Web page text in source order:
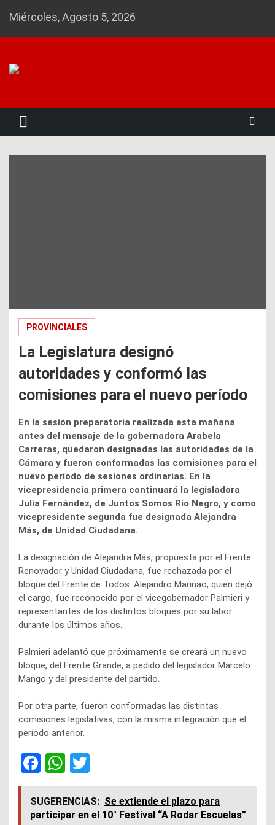
Miércoles, Agosto 5, 2026
PROVINCIALES
La Legislatura designó
autoridades y conformó las
comisiones para el nuevo período
En la sesión preparatoria realizada esta mañana
antes del mensaje de la gobernadora Arabela
Carreras, quedaron designadas las autoridades de la
Cámara y fueron conformadas las comisiones para el
nuevo período de sesiones ordinarias. En la
vicepresidencia primera continuará la legisladora
Julia Fernández, de Juntos Somos Río Negro, y como
vicepresidente segunda fue designada Alejandra
Más, de Unidad Ciudadana.
La designación de Alejandra Más, propuesta por el Frente
Renovador y Unidad Ciudadana, fue rechazada por el
bloque del Frente de Todos. Alejandro Marinao, quien dejó
el cargo, fue reconocido por el vicegobernador Palmieri y
representantes de los distintos bloques por su labor
durante los últimos años.
Palmieri adelantó que próximamente se creará un nuevo
bloque, del Frente Grande, a pedido del legislador Marcelo
Mango y del presidente del partido.
Por otra parte, fueron conformadas las distintas
comisiones legislativas, con la misma integración que el
período anterior.
F
a
ce
W
h
at
wi
tt
SUGERENCIAS: Se extiende el plazo para
participar en el 10° Festival “A Rodar Escuelas”